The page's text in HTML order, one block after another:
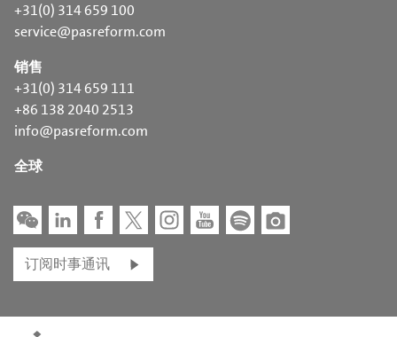
+31(0) 314 659 100
service@pasreform.com
销售
+31(0) 314 659 111
+86 138 2040 2513
info@pasreform.com
全球
订阅时事通讯